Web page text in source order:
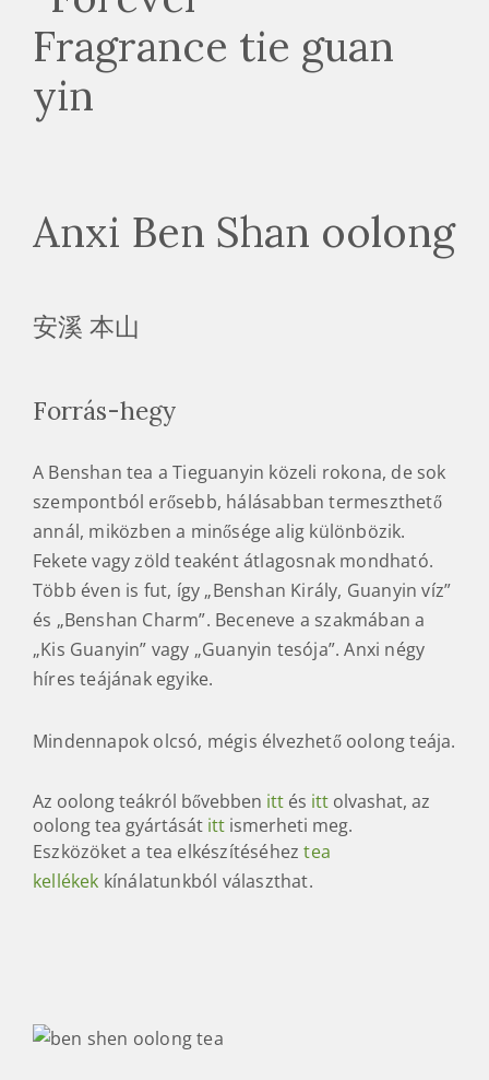
Anxi Ben Shan oolong
安溪 本山
Forrás-hegy
A Benshan tea a Tieguanyin közeli rokona, de sok
szempontból erősebb, hálásabban termeszthető
annál, miközben a minősége alig különbözik.
Fekete vagy zöld teaként átlagosnak mondható.
Több éven is fut, így „Benshan Király, Guanyin víz”
és „Benshan Charm”. Beceneve a szakmában a
„Kis Guanyin” vagy „Guanyin tesója”. Anxi négy
híres teájának egyike.
Mindennapok olcsó, mégis élvezhető oolong teája.
Az oolong teákról bővebben itt és itt olvashat, az
oolong tea gyártását itt ismerheti meg.
Eszközöket a tea elkészítéséhez tea
kellékek kínálatunkból választhat.